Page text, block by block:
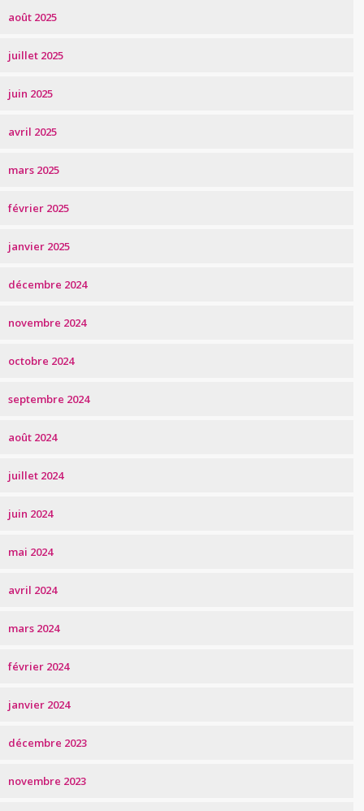
août 2025
juillet 2025
juin 2025
avril 2025
mars 2025
février 2025
janvier 2025
décembre 2024
novembre 2024
octobre 2024
septembre 2024
août 2024
juillet 2024
juin 2024
mai 2024
avril 2024
mars 2024
février 2024
janvier 2024
décembre 2023
novembre 2023